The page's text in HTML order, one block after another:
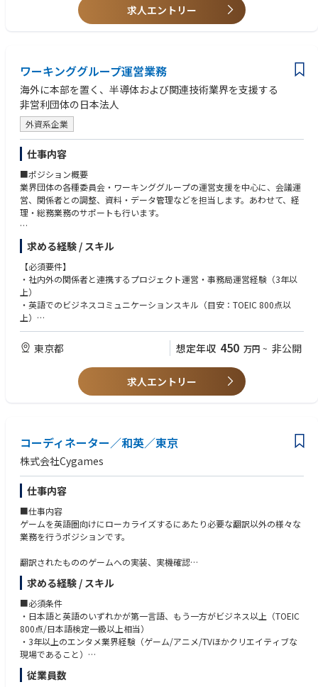
■ポジションの魅力
・エンタープライズ領域で大きな裁量とスピード感を持って挑戦できる
・顧客の変革を最前線で支援し、ビジネスインパクトを実感できる
提供価値がデータや数字で可視化されるため、顧客の成功を近くで見なが
ら、強い手応えを感じられる環境です。
■取引実績
製薬・金融・製造・小売・教育サービスなど、主に従業員1,000名以上の
エンタープライズ企業を中心に導入が拡大中。
業界問わず、社員の学びやAIリテラシーは喫緊の経営課題であり、提案機
会は今後さらに増えていきます。
■プロダクトの強み
UMUは単なる学習ツールに留まらず、AIやチャットボットを活用し、パー
ソナライズされたコーチングや学習コンテンツを提供。
個人の学びを最大化し、最終的には企業の生産性や売上に直結する仕組み
です。
国内最大級のSaaSレビューサイト「ITreview」では約5,000製品中1位を獲
得。
現在グローバル2億人超、日本国内で28,000社以上が利用するまでに成長
しています。
■特色
フラットな組織で役職に縛られず、挑戦する人がリーダーになれる文化が
自ら手を挙げてチャレンジし、影響範囲を広げていける環境です。
・エンタープライズ企業への営業経験
・IT業界でのコンサルティング営業経験
・教育／研修サービスでのコンサルティング営業経験
求人エントリー
ワーキンググループ運営業務
海外に本部を置く、半導体および関連技術業界を支援する
非営利団体の日本法人
外資系企業
仕事内容
■ポジション概要
業界団体の各種委員会・ワーキンググループの運営支援を中心に、会議運
営、関係者との調整、資料・データ管理などを担当します。あわせて、経
理・総務業務のサポートも行います。
■主な業務内容
・委員会・会議・イベントの運営サポート（会議調整、議事録作成、参加
者対応等）
・スケジュール管理、進捗管理、関係者との連絡調整
・各種資料・文書・データベース・Webサイトの管理・更新
・調査・アンケートの実施および集計
・セミナー・ワークショップ・業界イベント運営支援
・経理業務（請求・支払処理、会計データ入力、入金管理等）の補助
・総務業務（社内イベント運営、備品管理、電話対応等）の補助
求める経験 / スキル
【必須要件】
・社内外の関係者と連携するプロジェクト運営・事務局運営経験（3年以
上）
・英語でのビジネスコミュニケーションスキル（目安：TOEIC 800点以
上）
・技術分野への関心があり、積極的に学習できる方
【歓迎要件】
・秘書・アシスタント経験
・経理業務経験（請求・入金管理等）
・技術文書・各種資料作成経験
・複数の業務を計画的かつ正確に進められる方
・細部まで丁寧に対応し、業務品質の向上に取り組める方
・ITツールを活用した業務効率化に前向きな方
・主体的に課題を発見し、改善提案・実行ができる方
【歓迎する経験・スキル】
・プロジェクトマネジメント
・文書・データ管理
・業界団体・非営利団体での業務経験
東京都 想定年収 450 万円 ~ 非公開
求人エントリー
コーディネーター／和英／東京
株式会社Cygames
仕事内容
■仕事内容
ゲームを英語圏向けにローカライズするにあたり必要な翻訳以外の様々な
業務を行うポジションです。
翻訳されたもののゲームへの実装、実機確認
校正
翻訳関連資料作成、編集、管理 など
■関連記事
Cygames Magazine ：
世界各地で変わらぬゲーム体験を！世界観を最適化するローカライゼーシ
ョンチームが考えていること
求める経験 / スキル
■必須条件
・日本語と英語のいずれかが第一言語、もう一方がビジネス以上（TOEIC
800点/日本語検定一級以上相当）
・3年以上のエンタメ業界経験（ゲーム/アニメ/TVほかクリエイティブな
現場であること）
・チームリードまたはメンバーマネジメント経験
・PCスキル（中級）を効果的に使った業務処理経験
従業員数